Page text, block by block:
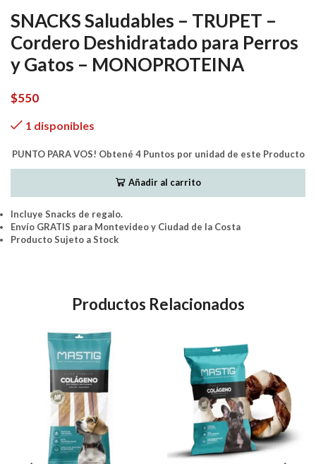
SNACKS Saludables – TRUPET –
Cordero Deshidratado para Perros
y Gatos – MONOPROTEINA
$550
1 disponibles
PUNTO PARA VOS! Obtené 4 Puntos por unidad de este Producto
Añadir al carrito
Incluye Snacks de regalo.
Envío GRATIS para Montevideo y Ciudad de la Costa
Producto Sujeto a Stock
Productos Relacionados